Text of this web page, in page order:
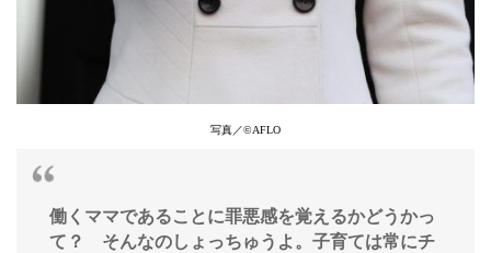
写真／©︎AFLO
働くママであることに罪悪感を覚えるかどうかっ
て？ そんなのしょっちゅうよ。子育ては常にチ